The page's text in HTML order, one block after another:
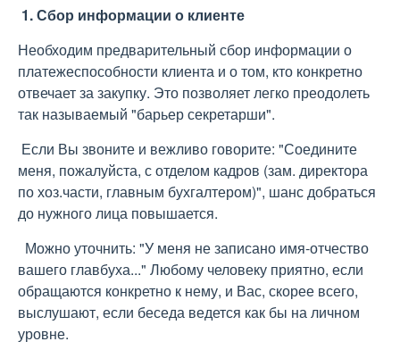
1. Сбор информации о клиенте
Необходим предварительный сбор информации о
платежеспособности клиента и о том, кто конкретно
отвечает за закупку. Это позволяет легко преодолеть
так называемый "барьер секретарши".
Если Вы звоните и вежливо говорите: "Соедините
меня, пожалуйста, с отделом кадров (зам. директора
по хоз.части, главным бухгалтером)", шанс добраться
до нужного лица повышается.
Можно уточнить: "У меня не записано имя-отчество
вашего главбуха..." Любому человеку приятно, если
обращаются конкретно к нему, и Вас, скорее всего,
выслушают, если беседа ведется как бы на личном
уровне.